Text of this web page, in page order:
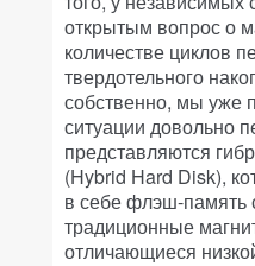
открытым вопрос о
количестве циклов
твердотельного
собственно, мы уже
ситуации довольно
представляются
(Hybrid Hard Disk),
в себе флэш-память
традиционные
отличающиеся